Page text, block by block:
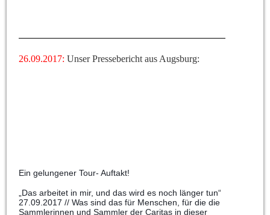
26.09.2017:Unser Pressebericht aus Augsburg:
Ein gelungener Tour- Auftakt!
„Das arbeitet in mir, und das wird es noch länger tun“
27.09.2017 // Was sind das für Menschen, für die die
Sammlerinnen und Sammler der Caritas in dieser